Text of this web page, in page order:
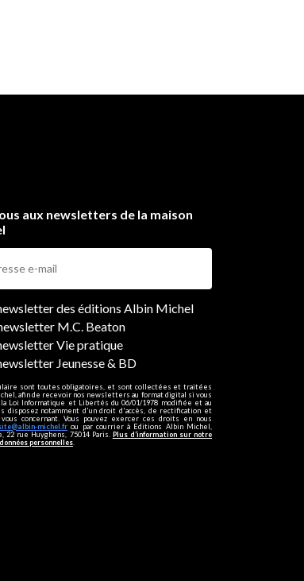
aux newsletters de la maison
newsletter des éditions Albin Michel
M.C. Beaton
Vie pratique
Jeunesse & BD
sont toutes obligatoires, et sont collectées et traitées
afin de recevoir nos newsletters au format digital si vous
Loi Informatique et Libertés du 06/01/1978 modifiée et au
disposez notamment d'un droit d'accès, de rectification et
vous concernant. Vous pouvez exercer ces droits en nous
michel.fr ou par courrier à Editions Albin Michel,
22 rue Huyghens, 75014 Paris. Plus d’information sur notre
personnelles